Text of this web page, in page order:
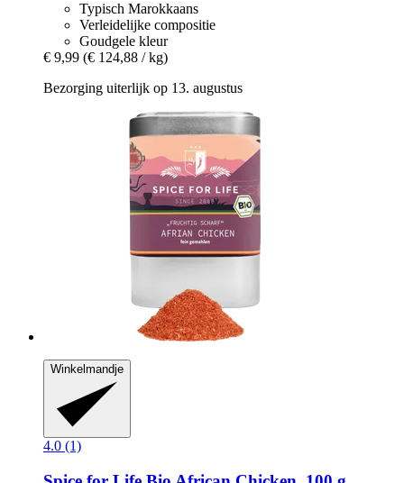
Typisch Marokkaans
Verleidelijke compositie
Goudgele kleur
€ 9,99 (€ 124,88 / kg)
Bezorging uiterlijk op 13. augustus
Winkelmandje
4.0 (1)